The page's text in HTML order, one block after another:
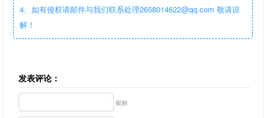
4、如有侵权请邮件与我们联系处理2658014622@qq.com 敬请谅
解！
发表评论：
昵称